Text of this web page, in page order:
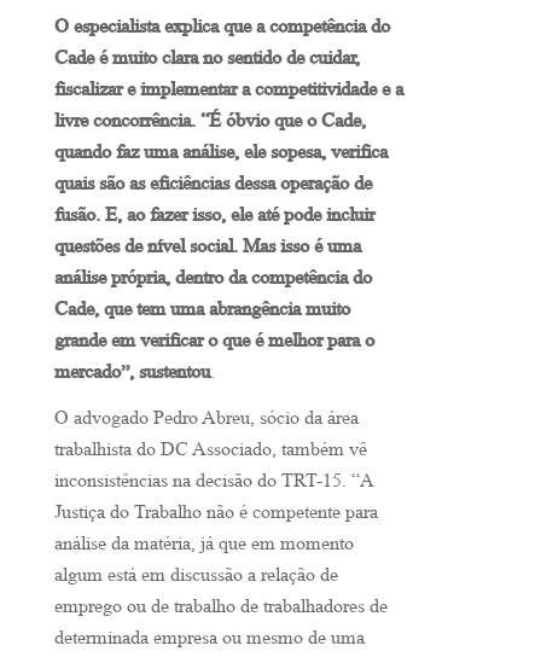
O especialista explica que a competência do
Cade é muito clara no sentido de cuidar,
fiscalizar e implementar a competitividade e a
livre concorrência. “É óbvio que o Cade,
quando faz uma análise, ele sopesa, verifica
quais são as eficiências dessa operação de
fusão. E, ao fazer isso, ele até pode incluir
questões de nível social. Mas isso é uma
análise própria, dentro da competência do
Cade, que tem uma abrangência muito
grande em verificar o que é melhor para o
mercado”, sustentou.
O advogado Pedro Abreu, sócio da área
trabalhista do DC Associado, também vê
inconsistências na decisão do TRT-15. “A
Justiça do Trabalho não é competente para
análise da matéria, já que em momento
algum está em discussão a relação de
emprego ou de trabalho de trabalhadores de
determinada empresa ou mesmo de uma